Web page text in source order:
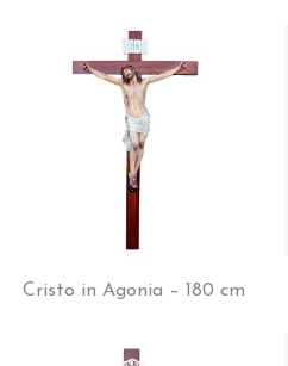
Cristo in Agonia – 180 cm